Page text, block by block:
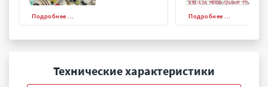
Подробнее ... Подробнее ...
Технические характеристики